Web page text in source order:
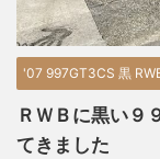
'07 997GT3CS 黒
ＲＷＢに黒い９
てきました